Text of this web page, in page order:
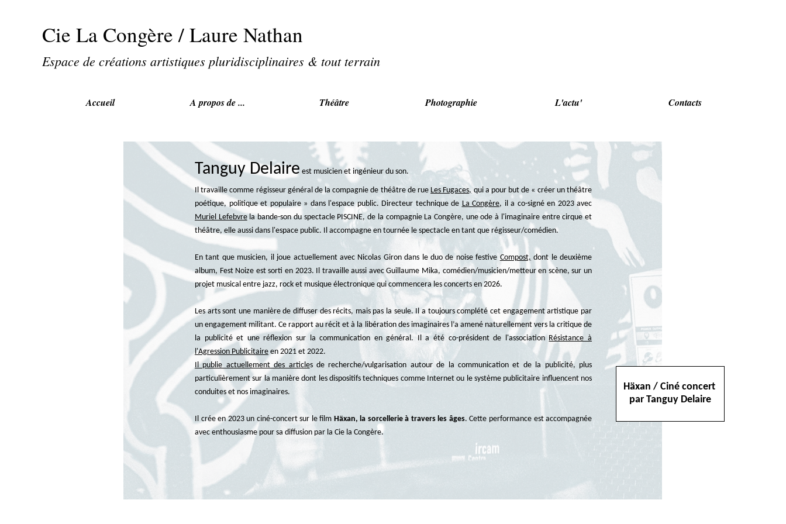
Cie La Congère / Laure Nathan
Espace de créations artistiques pluridisciplinaires & tout terrain
Accueil A propos de ... Théâtre Photographie L'actu' Contacts
Tanguy Delaire est musicien et ingénieur du son.
Il travaille comme régisseur général de la compagnie de théâtre de rue Les Fugaces,qui a pour but de « créer un théâtre
poétique, politique et populaire » dans l'espace public. Directeur technique de La Congère, il a co-signé en 2023 avec
Muriel Lefebvrela bande-son du spectacle PISCINE, de la compagnie La Congère, une ode à l'imaginaire entre cirque et
théâtre, elle aussi dans l'espace public. Il accompagne en tournée le spectacle en tant que régisseur/comédien.
En tant que musicien, il joue actuellement avec Nicolas Giron dans le duo de noise festive Compost, dont le deuxième
album, Fest Noize est sorti en 2023. Il travaille aussi avec Guillaume Mika, comédien/musicien/metteur en scène, sur un
projet musical entre jazz, rock et musique électronique qui commencera les concerts en 2026.
Les arts sont une manière de diffuser des récits, mais pas la seule. Il a toujours complété cet engagement artistique par
un engagement militant. Ce rapport au récit et à la libération des imaginaires l’a amené naturellement vers la critique de
la publicité et une réflexion sur la communication en général. Il a été co-président de l'association Résistance à
l'Agression Publicitaire en 2021 et 2022.
Il publie actuellement des articles de recherche/vulgarisation autour de la communication et de la publicité, plus
particulièrement sur la manière dont les dispositifs techniques comme Internet ou le système publicitaire influencent nos
conduites et nos imaginaires.
Il crée en 2023 un ciné-concert sur le film Häxan, la sorcellerie à travers les âges. Cette performance est accompagnée
avec enthousiasme pour sa diffusion par la Cie la Congère.
Häxan / Ciné concert
par Tanguy Delaire